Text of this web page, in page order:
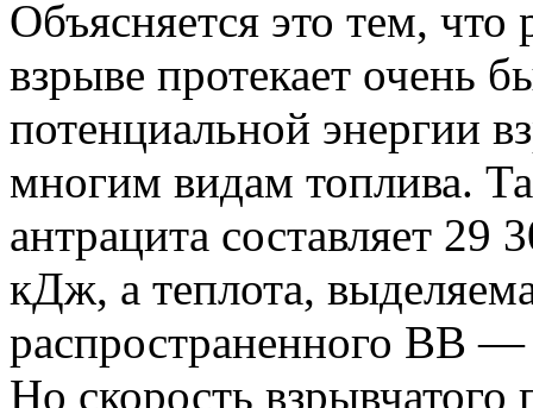
Объясняется это тем,
взрыве протекает очень
потенциальной энергии
многим видам топлива.
антрацита составляет
кДж, а теплота,
распространенного ВВ
Но скорость